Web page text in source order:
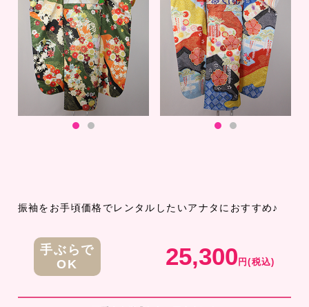
振袖をお手頃価格でレンタルしたいアナタにおすすめ♪
手ぶらで
OK
25,300円(税込)